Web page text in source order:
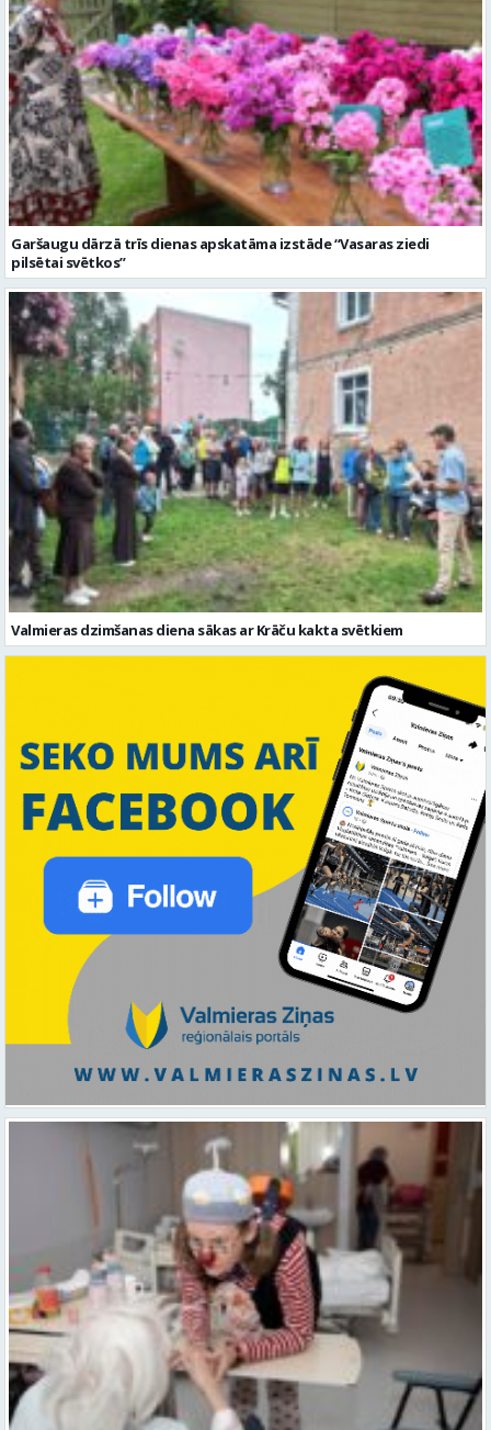
Garšaugu dārzā trīs dienas apskatāma izstāde “Vasaras ziedi
pilsētai svētkos”
Valmieras dzimšanas diena sākas ar Krāču kakta svētkiem